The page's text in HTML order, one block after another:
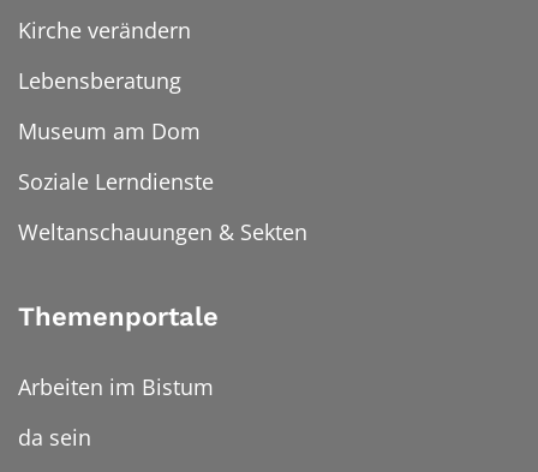
Kirche verändern
Lebensberatung
Museum am Dom
Soziale Lerndienste
Weltanschauungen & Sekten
Themenportale
Arbeiten im Bistum
da sein